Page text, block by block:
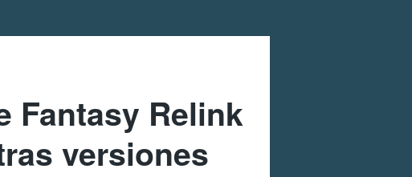
Fantasy Relink
versiones